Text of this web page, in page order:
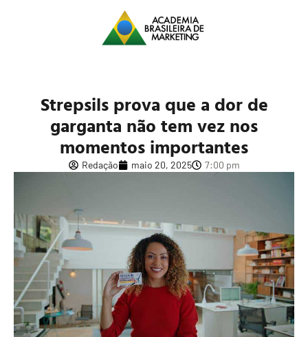
Strepsils prova que a dor de
garganta não tem vez nos
momentos importantes
Redação maio 20, 2025 7:00 pm